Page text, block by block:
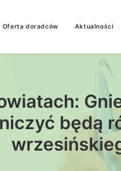
Oferta doradców Aktualności
będą